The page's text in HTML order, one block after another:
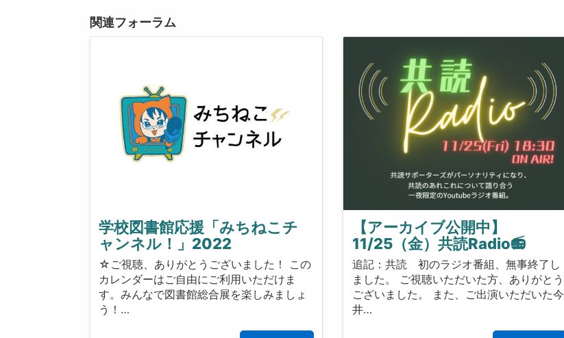
関連フォーラム
学校図書館応援「みちねこチ
ャンネル！」2022
☆ご視聴、ありがとうございました！ この
カレンダーはご自由にご利用いただけま
す。みんなで図書館総合展を楽しみましょ
う！…
【アーカイブ公開中】
11/25（金）共読Radio📻
追記：共読 初のラジオ番組、無事終了し
ました。 ご視聴いただいた方、ありがとう
ございました。 また、ご出演いただいた今
井…